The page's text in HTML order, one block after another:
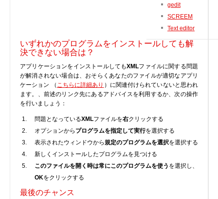
ファームウェア
グラフィックカード
HDD, SSD, NAS, USB
ジョイスティック、ゲームパッド
キーボード＆マウス
携帯電話
モデム
モニター
他のドライバやツール
プリンタ、スキャナ
gedit
SCREEM
Text editor
いずれかのプログラムをインストールしても解
決できない場合は？
アプリケーションをインストールしてもXMLファイルに関する問題
が解消されない場合は、おそらくあなたのファイルが適切なアプリ
ケーション （ こちらに詳細あり ）に関連付けられていないと思われ
ます。、前述のリンク先にあるアドバイスを利用するか、次の操作
を行いましょう：
問題となっているXMLファイルを右クリックする
オプションから プログラムを指定して実行を選択する
表示されたウィンドウから規定のプログラムを選択を選択する
新しくインストールしたプログラムを見つける
このファイルを開く時は常にこのプログラムを使う を選択し、
OKをクリックする
最後のチャンス